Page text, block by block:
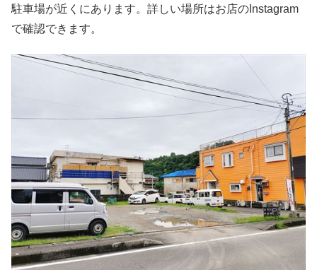
駐車場が近くにあります。詳しい場所はお店のInstagram
で確認できます。